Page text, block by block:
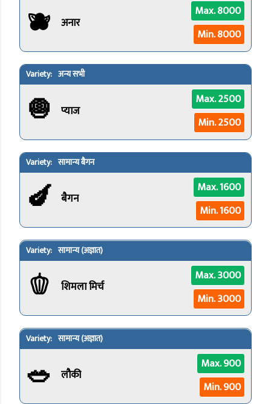
🫐 अनार
Max. 8000
Min. 8000
अन्य सभी
🧅 प्याज
Max. 2500
Min. 2500
सामान्य बैगन
🍆 बैगन
Max. 1600
Min. 1600
सामान्य (अज्ञात)
🫑 शिमला मिर्च
Max. 3000
Min. 3000
सामान्य (अज्ञात)
🥗 लौकी
Max. 900
Min. 900